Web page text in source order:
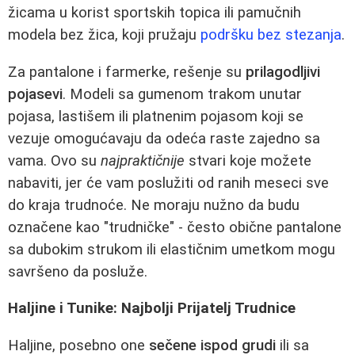
žicama u korist sportskih topica ili pamučnih
modela bez žica, koji pružaju podršku bez stezanja.
Za pantalone i farmerke, rešenje su prilagodljivi
pojasevi. Modeli sa gumenom trakom unutar
pojasa, lastišem ili platnenim pojasom koji se
vezuje omogućavaju da odeća raste zajedno sa
vama. Ovo su najpraktičnije stvari koje možete
nabaviti, jer će vam poslužiti od ranih meseci sve
do kraja trudnoće. Ne moraju nužno da budu
označene kao "trudničke" - često obične pantalone
sa dubokim strukom ili elastičnim umetkom mogu
savršeno da posluže.
Haljine i Tunike: Najbolji Prijatelj Trudnice
Haljine, posebno one sečene ispod grudi ili sa